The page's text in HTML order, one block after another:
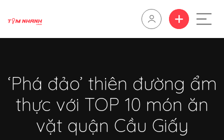
‘Phá đảo’ thiên đường ẩm
thực với TOP 10 món ăn
vặt quận Cầu Giấy